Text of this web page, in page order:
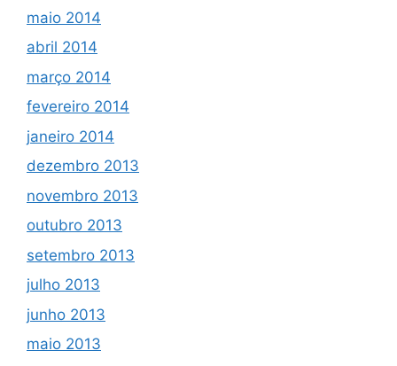
maio 2014
abril 2014
março 2014
fevereiro 2014
janeiro 2014
dezembro 2013
novembro 2013
outubro 2013
setembro 2013
julho 2013
junho 2013
maio 2013